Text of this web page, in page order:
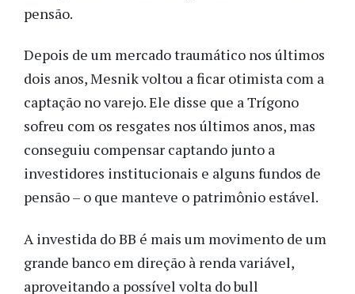
pensão.
Depois de um mercado traumático nos últimos
dois anos, Mesnik voltou a ficar otimista com a
captação no varejo. Ele disse que a Trígono
sofreu com os resgates nos últimos anos, mas
conseguiu compensar captando junto a
investidores institucionais e alguns fundos de
pensão – o que manteve o patrimônio estável.
A investida do BB é mais um movimento de um
grande banco em direção à renda variável,
aproveitando a possível volta do bull